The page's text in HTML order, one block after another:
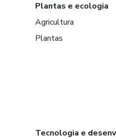
Plantas e ecologia
Agricultura
Plantas
Tecnologia e